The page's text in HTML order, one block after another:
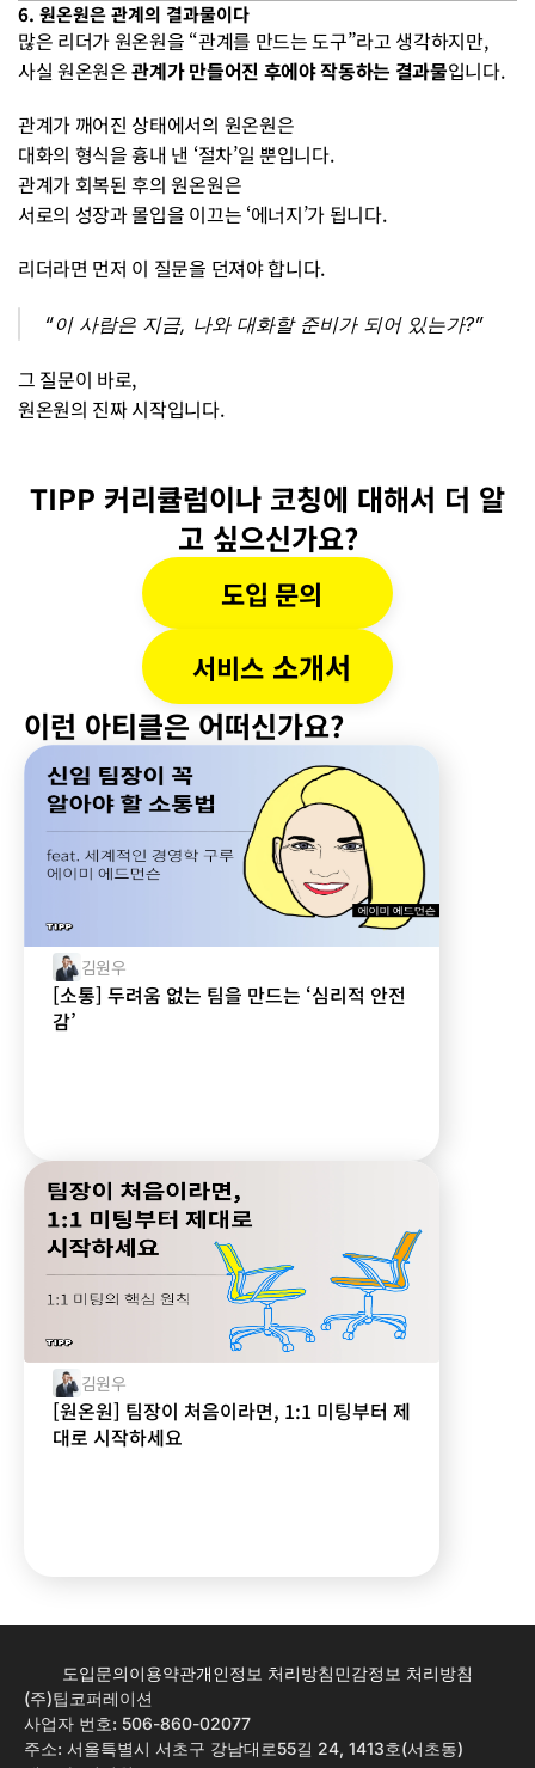
6. 원온원은 관계의 결과물이다
많은 리더가 원온원을 “관계를 만드는 도구”라고 생각하지만,
사실 원온원은 관계가 만들어진 후에야 작동하는 결과물입니다.
관계가 깨어진 상태에서의 원온원은
대화의 형식을 흉내 낸 ‘절차’일 뿐입니다.
관계가 회복된 후의 원온원은
서로의 성장과 몰입을 이끄는 ‘에너지’가 됩니다.
리더라면 먼저 이 질문을 던져야 합니다.
“이 사람은 지금, 나와 대화할 준비가 되어 있는가?”
그 질문이 바로,
원온원의 진짜 시작입니다.
TIPP 커리큘럼이나 코칭에 대해서 더 알
고 싶으신가요?
도입 문의
서비스 소개서
이런 아티클은 어떠신가요?
김원우
[소통] 두려움 없는 팀을 만드는 ‘심리적 안전
감’
김원우
[원온원] 팀장이 처음이라면, 1:1 미팅부터 제
대로 시작하세요
(주)팁코퍼레이션
사업자 번호: 506-860-02077
주소: 서울특별시 서초구 강남대로55길 24, 1413호(서초동)
도입문의이용약관개인정보 처리방침민감정보 처리방침